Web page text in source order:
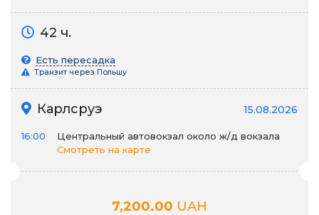
42 ч.
Есть пересадка
Транзит через Польшу
Карлсруэ 15.08.2026
16:00
Центральный автовокзал около ж/д вокзала
Смотреть на карте
7,200.00 UAH